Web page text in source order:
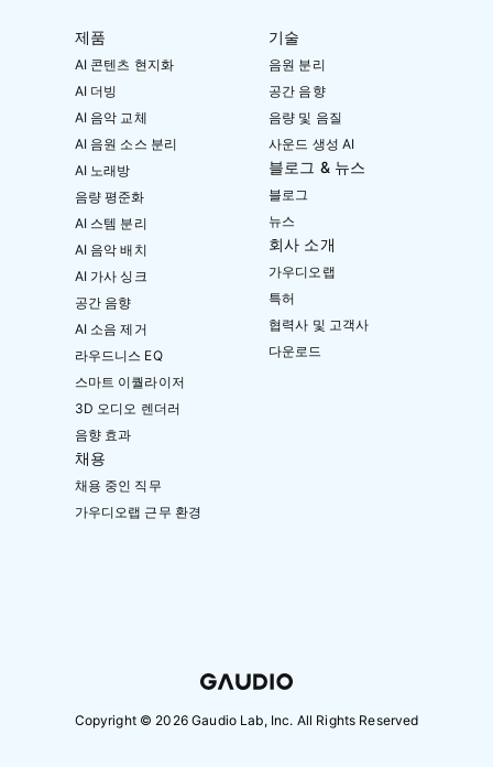
제품
AI 콘텐츠 현지화
AI 더빙
AI 음악 교체
AI 음원 소스 분리
AI 노래방
음량 평준화
AI 스템 분리
AI 음악 배치
AI 가사 싱크
공간 음향
AI 소음 제거
라우드니스 EQ
스마트 이퀄라이저
3D 오디오 렌더러
음향 효과
채용
채용 중인 직무
가우디오랩 근무 환경
기술
음원 분리
공간 음향
음량 및 음질
사운드 생성 AI
블로그 & 뉴스
블로그
뉴스
회사 소개
가우디오랩
특허
협력사 및 고객사
다운로드
Copyright © 2026Gaudio Lab, Inc. All Rights Reserved